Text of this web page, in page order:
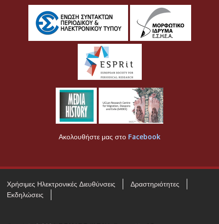
Ακολουθήστε μας στο Facebook
Χρήσιμες Ηλεκτρονικές Διευθύνσεις
Δραστηριότητες
Εκδηλώσεις